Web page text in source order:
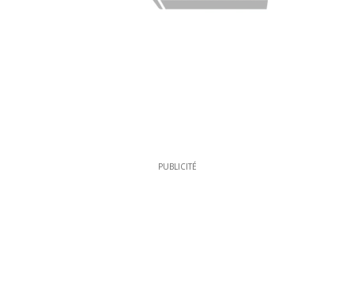
PUBLICITÉ